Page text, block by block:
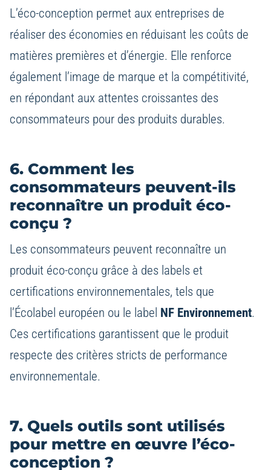
L’éco-conception permet aux entreprises de
réaliser des économies en réduisant les coûts de
matières premières et d’énergie. Elle renforce
également l’image de marque et la compétitivité,
en répondant aux attentes croissantes des
consommateurs pour des produits durables.
6. Comment les
consommateurs peuvent-ils
reconnaître un produit éco-
conçu ?
Les consommateurs peuvent reconnaître un
produit éco-conçu grâce à des labels et
certifications environnementales, tels que
l’Écolabel européen ou le label NF Environnement.
Ces certifications garantissent que le produit
respecte des critères stricts de performance
environnementale.
7. Quels outils sont utilisés
pour mettre en œuvre l’éco-
conception ?